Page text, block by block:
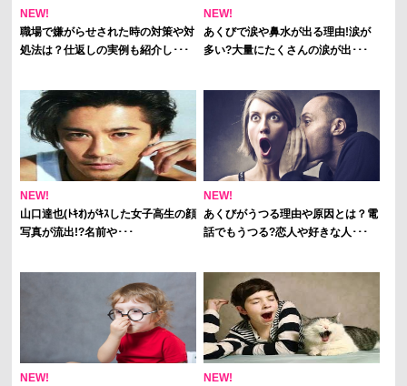
NEW!
職場で嫌がらせされた時の対策や対
処法は？仕返しの実例も紹介し･･･
NEW!
あくびで涙や鼻水が出る理由!涙が
多い?大量にたくさんの涙が出･･･
NEW!
山口達也(ﾄｷｵ)がｷｽした女子高生の顔
写真が流出!?名前や･･･
NEW!
あくびがうつる理由や原因とは？電
話でもうつる?恋人や好きな人･･･
NEW!
NEW!